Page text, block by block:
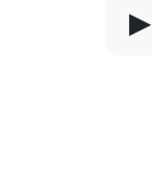
▶